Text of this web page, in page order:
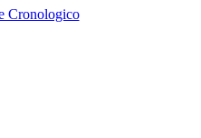
Cronologico